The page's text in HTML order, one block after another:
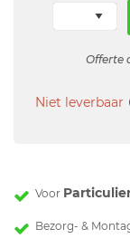
Offerte
Niet leverbaar
Voor
Bezorg- &